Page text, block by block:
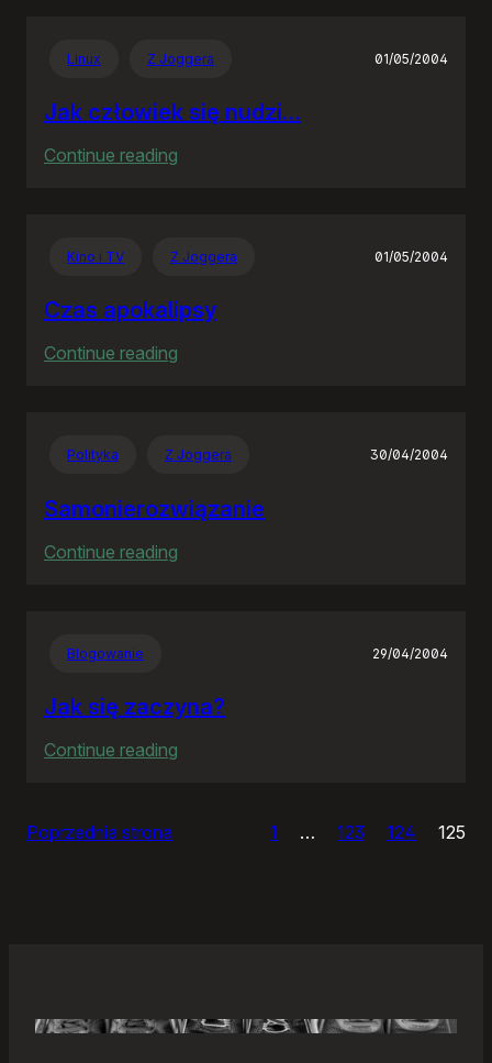
Linux Z Joggera 01/05/2004
Jak człowiek się nudzi…
Continue reading
nudzi…
Kino i TV Z Joggera 01/05/2004
Czas apokalipsy
Continue reading
Polityka Z Joggera 30/04/2004
Samonierozwiązanie
Continue reading
Blogowanie 29/04/2004
Jak się zaczyna?
Continue reading
Poprzednia strona 1 … 123 124 125